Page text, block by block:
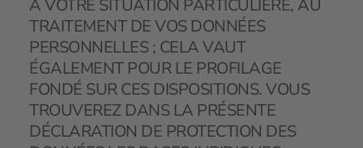
À VOTRE SITUATION PARTICULIÈRE, AU
TRAITEMENT DE VOS DONNÉES
PERSONNELLES ; CELA VAUT
ÉGALEMENT POUR LE PROFILAGE
FONDÉ SUR CES DISPOSITIONS. VOUS
TROUVEREZ DANS LA PRÉSENTE
DÉCLARATION DE PROTECTION DES